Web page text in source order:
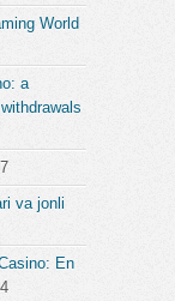
World
a
va jonli
En